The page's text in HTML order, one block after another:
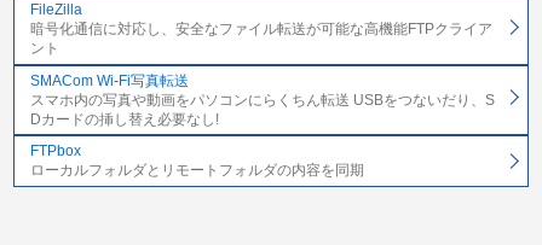
FileZilla
暗号化通信に対応し、安全なファイル転送が可能な高機能FTPクライア
ント
SMACom Wi-Fi写真転送
スマホ内の写真や動画をパソコンにらくちん転送 USBをつないだり、S
Dカードの挿し替え必要なし!
FTPbox
ローカルフォルダとリモートフォルダの内容を同期